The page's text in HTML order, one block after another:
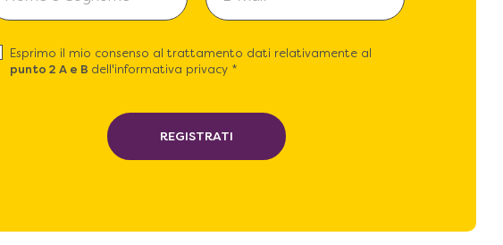
Esprimo il mio consenso al trattamento dati relativamente al
punto 2 A e B dell'informativa privacy *
REGISTRATI